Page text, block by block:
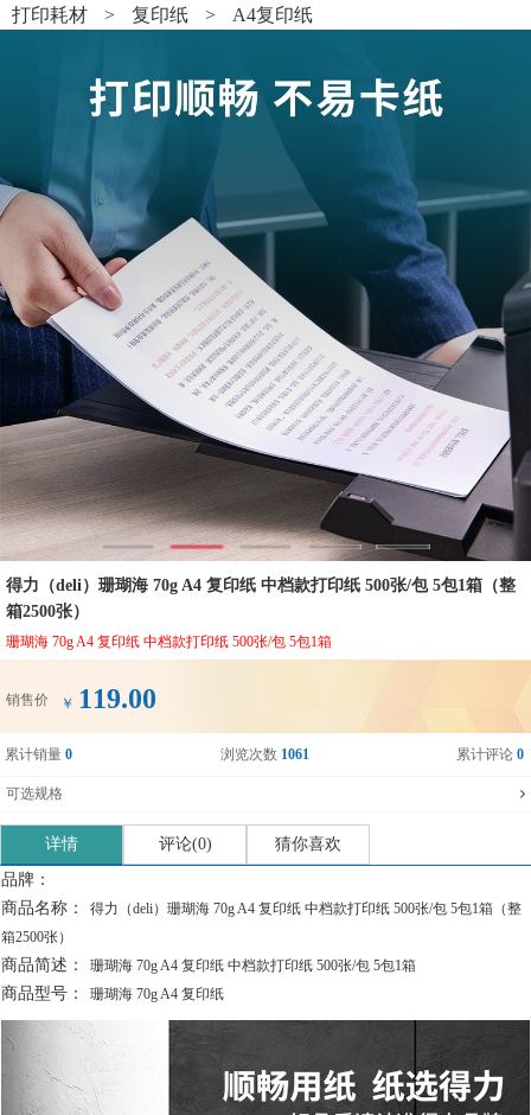
打印耗材 > 复印纸 > A4复印纸
得力（deli）珊瑚海 70g A4 复印纸 中档款打印纸 500张/包 5包1箱（整
箱2500张）
珊瑚海 70g A4 复印纸 中档款打印纸 500张/包 5包1箱
销售价 ￥ 119.00
累计销量 0 浏览次数 1061 累计评论 0
可选规格
详情 评论(0)
猜你喜欢
品牌：
商品名称：
得力（deli）珊瑚海 70g A4 复印纸 中档款打印纸 500张/包 5包1箱（整
箱2500张）
商品简述： 珊瑚海 70g A4 复印纸 中档款打印纸 500张/包 5包1箱
商品型号： 珊瑚海 70g A4 复印纸